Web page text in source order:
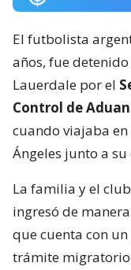
El futbolista
años, fue
Lauerdale por el
Control de
cuando viajaba
Ángeles junto a
La familia y el
ingresó de
que cuenta con
trámite